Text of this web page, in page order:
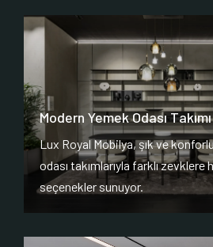
Modern Yemek Odası Takımı
Lux Royal Mobilya, şık ve
odası takımlarıyla farklı
seçenekler sunuyor.